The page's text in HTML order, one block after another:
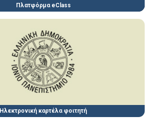
Πλατφόρμα eClass
Ηλεκτρονική καρτέλα φοιτητή